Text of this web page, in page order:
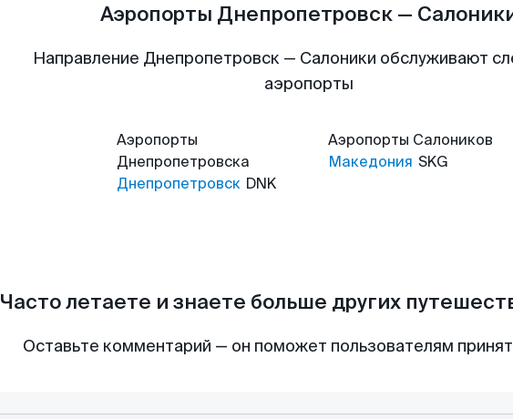
Аэропорты Днепропетровск —
Направление Днепропетровск — Салоники обслуживают
аэропорты
Аэропорты
Днепропетровска
Днепропетровск DNK
Аэропорты Салоников
Македония SKG
Часто летаете и знаете больше других
Оставьте комментарий — он поможет пользователям